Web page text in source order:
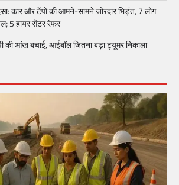
कार और टेंपो की आमने-सामने जोरदार भिड़ंत, 7 लोग
5 हायर सेंटर रेफर​
की आंख बचाई, आईबॉल जितना बड़ा ट्यूमर निकाला